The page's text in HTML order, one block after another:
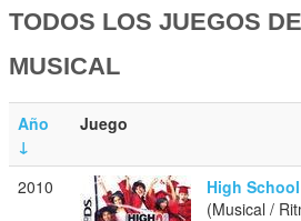
TODOS LOS JUEGOS
MUSICAL
Año
↓
Juego
2010
High
(Musical /